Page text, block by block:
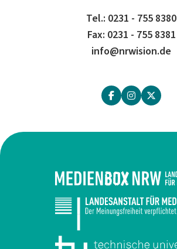
Tel.: 0231 - 755 8380
Fax: 0231 - 755 8381
info@nrwision.de